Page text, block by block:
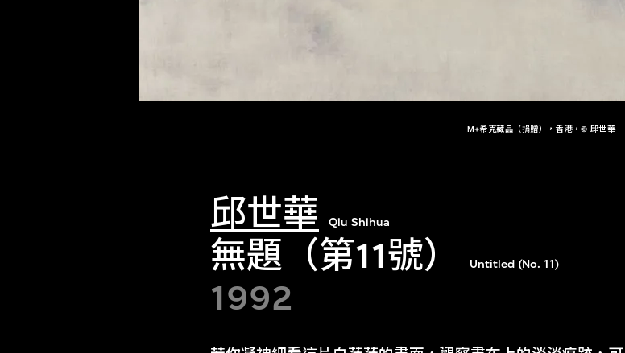
M+希克藏品（捐贈），香港，© 邱世華
邱世華 Qiu Shihua
無題（第11號） Untitled (No. 11)
1992